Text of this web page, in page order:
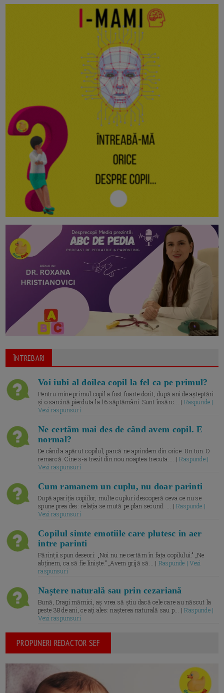
ÎNTREBARI
Voi iubi al doilea copil la fel ca pe primul?
Pentru mine primul copil a fost foarte dorit, după ani de așteptări
și o sarcină pierduta la 16 săptămâni. Sunt însărc... | Raspunde |
Vezi raspunsuri
Ne certăm mai des de când avem copil. E
normal?
De când a apărut copilul, parcă ne aprindem din orice. Un ton. O
remarcă. Cine s-a trezit din nou noaptea trecuta.... |Raspunde |
Vezi raspunsuri
Cum ramanem un cuplu, nu doar parinti
După apariția copiilor, multe cupluri descoperă ceva ce nu se
spune prea des: relația se mută pe plan secund. ... |Raspunde |
Vezi raspunsuri
Copilul simte emotiile care plutesc in aer
intre parinti
Părinții spun deseori: „Noi nu ne certăm în fața copilului.” „Ne
abținem, ca să fie liniște.” „Avem grijă să... | Raspunde | Vezi
raspunsuri
Naștere naturală sau prin cezariană
Bună, Dragi mămici, aș vrea să știu dacă cele care au născut la
peste 38 de ani, ce ați ales: nașterea naturală sau p... |Raspunde |
Vezi raspunsuri
PROPUNERI REDACTOR SEF